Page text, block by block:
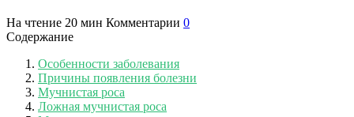
На чтение 20 мин Комментарии 0
Содержание
Особенности заболевания
Причины появления болезни
Мучнистая роса
Ложная мучнистая роса